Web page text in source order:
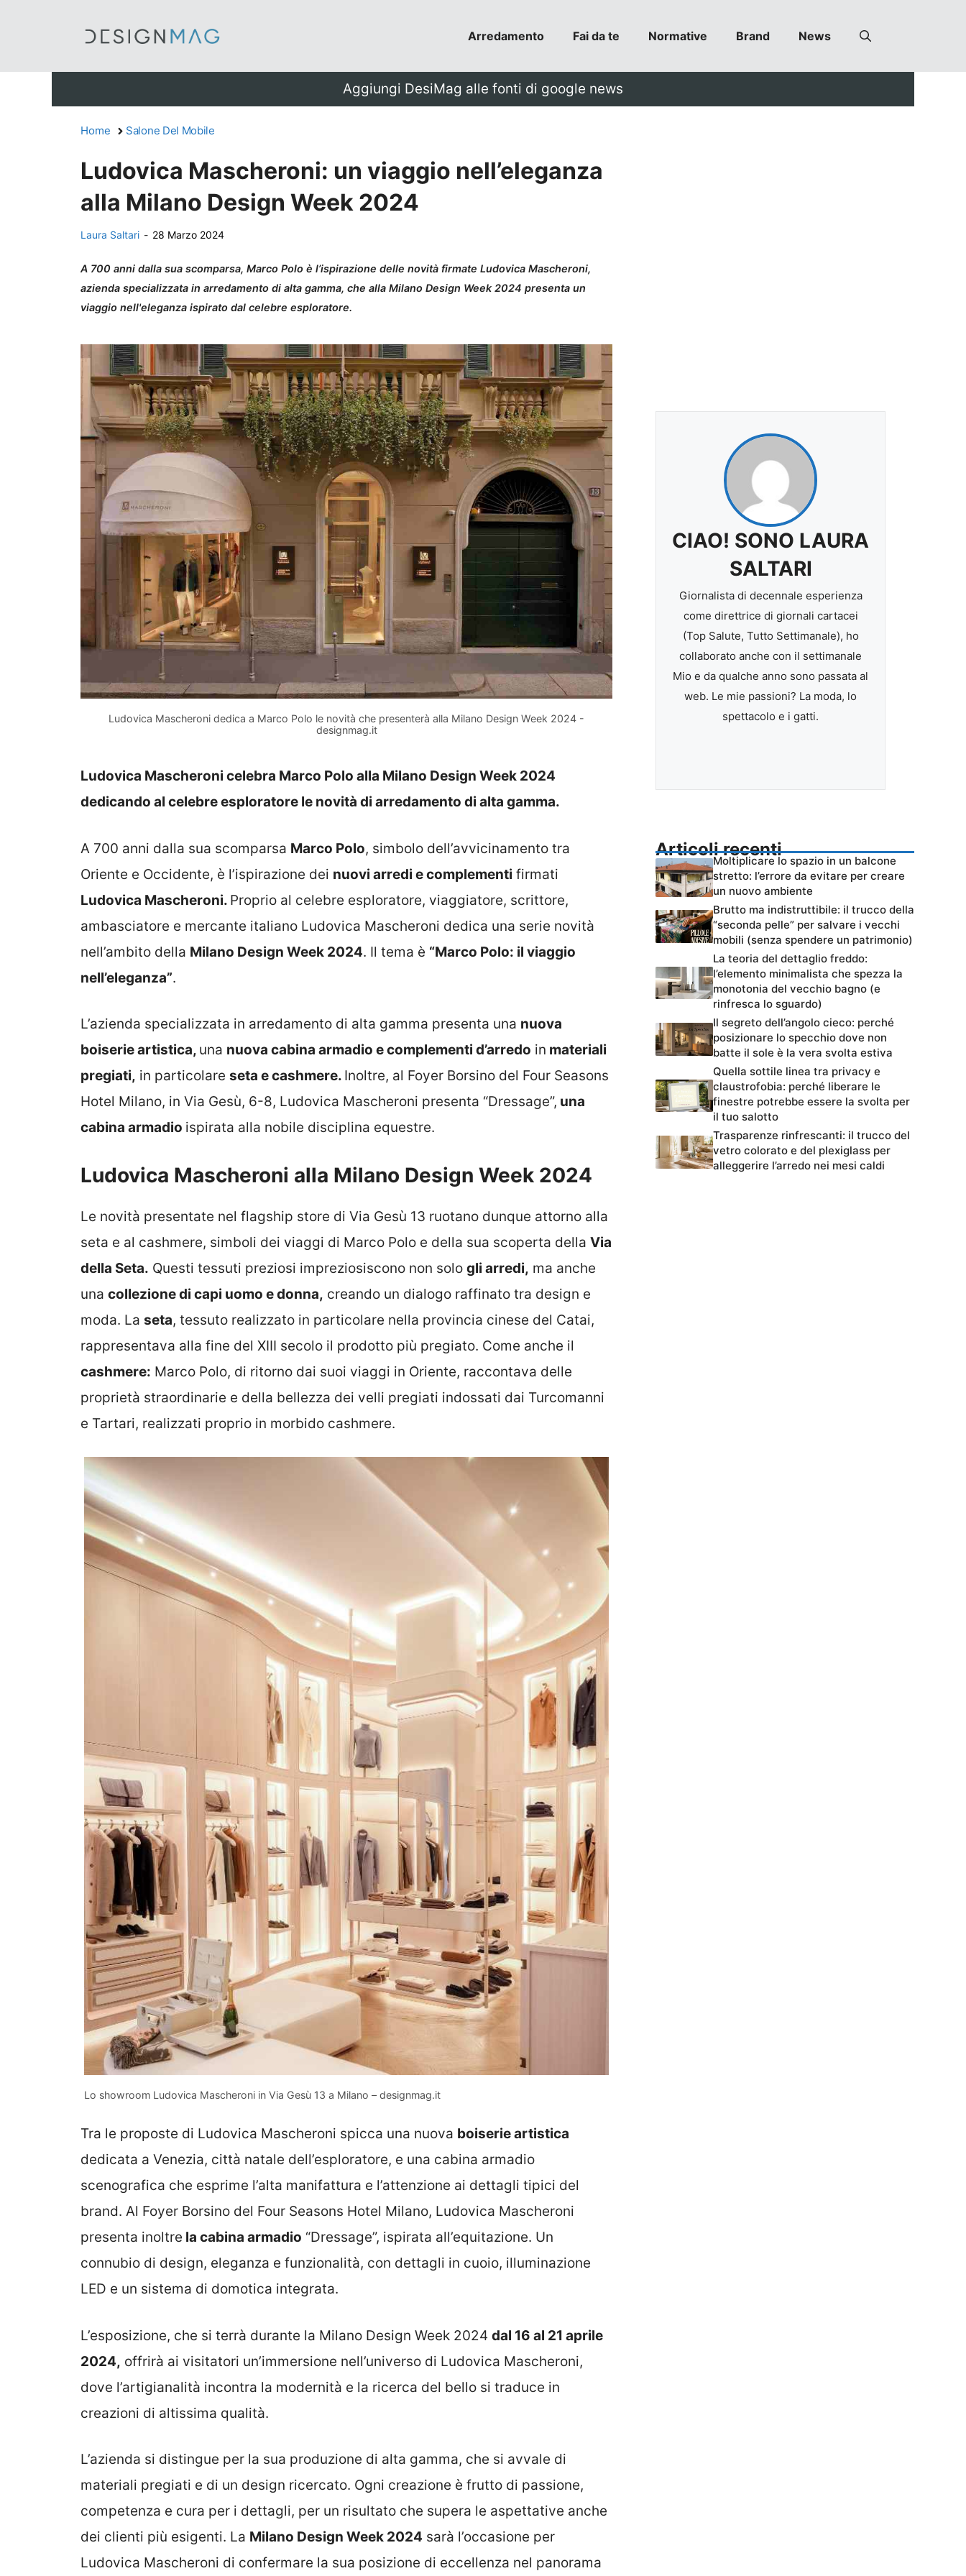
Arredamento Fai da te Normative Brand News
Aggiungi DesiMag alle fonti di google news
Home Salone Del Mobile
Ludovica Mascheroni: un viaggio nell’eleganza
alla Milano Design Week 2024
Laura Saltari - 28 Marzo 2024
A 700 anni dalla sua scomparsa, Marco Polo è l’ispirazione delle novità firmate Ludovica Mascheroni,
azienda specializzata in arredamento di alta gamma, che alla Milano Design Week 2024 presenta un
viaggio nell'eleganza ispirato dal celebre esploratore.
Ludovica Mascheroni dedica a Marco Polo le novità che presenterà alla Milano Design Week 2024 -
designmag.it
Ludovica Mascheroni celebra Marco Polo alla Milano Design Week 2024
dedicando al celebre esploratore le novità di arredamento di alta gamma.
A 700 anni dalla sua scomparsa Marco Polo, simbolo dell’avvicinamento tra
Oriente e Occidente, è l’ispirazione dei nuovi arredi e complementi firmati
Ludovica Mascheroni. Proprio al celebre esploratore, viaggiatore, scrittore,
ambasciatore e mercante italiano Ludovica Mascheroni dedica una serie novità
nell’ambito della Milano Design Week 2024. Il tema è “Marco Polo: il viaggio
nell’eleganza”.
L’azienda specializzata in arredamento di alta gamma presenta una nuova
boiserie artistica, una nuova cabina armadio ecomplementi d’arredo in materiali
pregiati, in particolare seta e cashmere. Inoltre, al Foyer Borsino del Four Seasons
Hotel Milano, in Via Gesù, 6-8, Ludovica Mascheroni presenta “Dressage”, una
cabina armadio ispirata alla nobile disciplina equestre.
Ludovica Mascheroni alla Milano Design Week 2024
Le novità presentate nel flagship store di Via Gesù 13 ruotano dunque attorno alla
seta e al cashmere, simboli dei viaggi di Marco Polo e della sua scoperta della Via
della Seta. Questi tessuti preziosi impreziosiscono non solo gli arredi, ma anche
una collezione di capi uomo e donna, creando un dialogo raffinato tra design e
moda. La seta, tessuto realizzato in particolare nella provincia cinese del Catai,
rappresentava alla fine del XIII secolo il prodotto più pregiato. Come anche il
cashmere: Marco Polo, di ritorno dai suoi viaggi in Oriente, raccontava delle
proprietà straordinarie e della bellezza dei velli pregiati indossati dai Turcomanni
e Tartari, realizzati proprio in morbido cashmere.
Lo showroom Ludovica Mascheroni in Via Gesù 13 a Milano – designmag.it
Tra le proposte di Ludovica Mascheroni spicca una nuova boiserie artistica
dedicata a Venezia, città natale dell’esploratore, e una cabina armadio
scenografica che esprime l’alta manifattura e l’attenzione ai dettagli tipici del
brand. Al Foyer Borsino del Four Seasons Hotel Milano, Ludovica Mascheroni
presenta inoltre la cabina armadio “Dressage”, ispirata all’equitazione. Un
connubio di design, eleganza e funzionalità, con dettagli in cuoio, illuminazione
LED e un sistema di domotica integrata.
L’esposizione, che si terrà durante la Milano Design Week 2024 dal 16 al 21 aprile
2024, offrirà ai visitatori un’immersione nell’universo di Ludovica Mascheroni,
dove l’artigianalità incontra la modernità e la ricerca del bello si traduce in
creazioni di altissima qualità.
L’azienda si distingue per la sua produzione di alta gamma, che si avvale di
materiali pregiati e di un design ricercato. Ogni creazione è frutto di passione,
competenza e cura per i dettagli, per un risultato che supera le aspettative anche
dei clienti più esigenti. La Milano Design Week 2024 sarà l’occasione per
Ludovica Mascheroni di confermare la sua posizione di eccellenza nel panorama
CIAO! SONO LAURA
SALTARI
Giornalista di decennale esperienza
come direttrice di giornali cartacei
(Top Salute, Tutto Settimanale), ho
collaborato anche con il settimanale
Mio e da qualche anno sono passata al
web. Le mie passioni? La moda, lo
spettacolo e i gatti.
Articoli recenti
Moltiplicare lo spazio in un balcone
stretto: l’errore da evitare per creare
un nuovo ambiente
Brutto ma indistruttibile: il trucco della
“seconda pelle” per salvare i vecchi
mobili (senza spendere un patrimonio)
La teoria del dettaglio freddo:
l’elemento minimalista che spezza la
monotonia del vecchio bagno (e
rinfresca lo sguardo)
Il segreto dell’angolo cieco: perché
posizionare lo specchio dove non
batte il sole è la vera svolta estiva
Quella sottile linea tra privacy e
claustrofobia: perché liberare le
finestre potrebbe essere la svolta per
il tuo salotto
Trasparenze rinfrescanti: il trucco del
vetro colorato e del plexiglass per
alleggerire l’arredo nei mesi caldi